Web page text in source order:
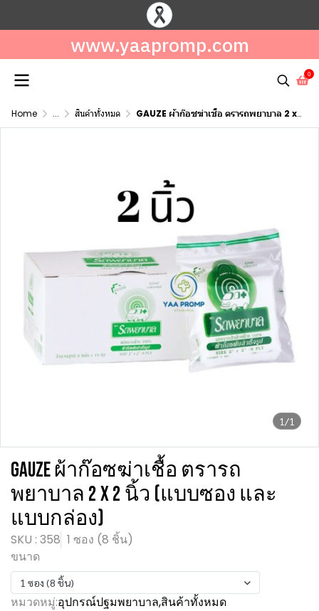
www.yaapromp.com
0
Home ... สินค้าทั้งหมด GAUZE ผ้าก๊อซฆ่าเชื้อ ตรารถพยาบาล 2 x 2 นิ้ว (แบบซอง และแบบกล่อง)
1/1
GAUZE ผ้าก๊อซฆ่าเชื้อ ตรารถ
พยาบาล 2 x 2 นิ้ว (แบบซอง และ
แบบกล่อง)
SKU : 358 1 ซอง (8 ชิ้น)
ขนาด
1 ซอง (8 ชิ้น)
หมวดหมู่:อุปกรณ์ปฐมพยาบาล,สินค้าทั้งหมด